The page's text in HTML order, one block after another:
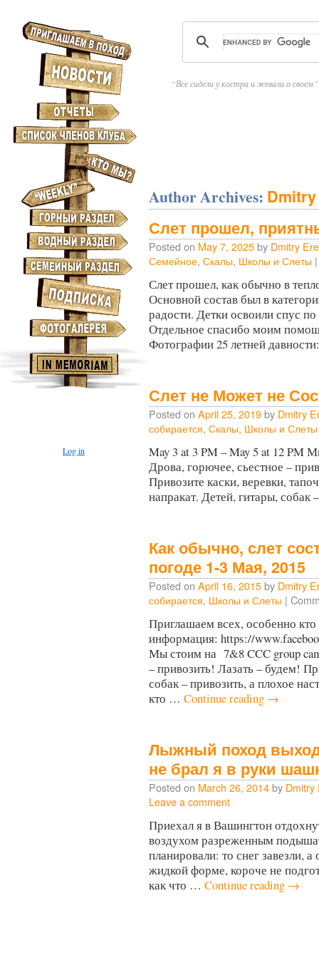
Log in
Все сидели у костра и жевали о своем
Author Archives:
Слет прошел,
Posted on May 7, 2025by Dmitry
Семейное, Скалы, Школы и Слеты |
Слет прошел, как обычно в
Основной состав был в
радости. Детки освоили спус
Отдельное спасибо моим
Фотографии 25 летней давности:
Слет не Может не
Posted on April 25, 2019by Dmitry
собирается, Скалы, Школы и Слеты
May 3 at 3 PM – May 5 at 12 PM
Дрова, горючее, сьестное –
Привозите каски, веревки,
напракат. Детей, гитары,
Как обычно, слет
погоде 1-3 Мая, 2015
Posted on April 16, 2015by Dmitry
собирается, Школы и Слеты |
Приглашаем всех, особенно
информация: https://
Мы стоим на 7&8 CCC group
– привозить! Лазать – будем!
собак – привозить, а плохое
кто … Continue reading →
Лыжный поход
не брал я в руки
Posted on March 26, 2014by Dmitry
Leave a comment
Приехал я в Вашингтон
воздухом разреженным
планировали: то снег завезли,
жидкой форме, короче не
как что … Continue reading →